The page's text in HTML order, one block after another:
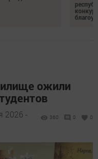
ожили
2026 -
360 0 0